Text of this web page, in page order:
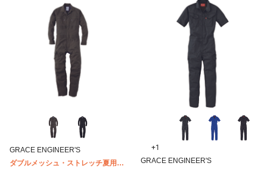
GRACE ENGINEER'S
ダブルメッシュ・ストレッチ夏用長
+1
GRACE ENGINEER'S